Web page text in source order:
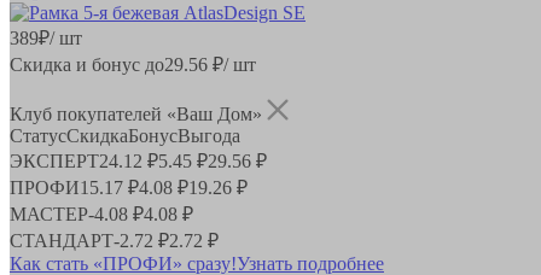
389₽/ шт
Скидка и бонус до29.56 ₽/ шт
Клуб покупателей «Ваш Дом»
СтатусСкидкаБонусВыгода
ЭКСПЕРТ24.12 ₽5.45 ₽29.56 ₽
ПРОФИ15.17 ₽4.08 ₽19.26 ₽
МАСТЕР-4.08 ₽4.08 ₽
СТАНДАРТ-2.72 ₽2.72 ₽
Как стать «ПРОФИ» сразу!Узнать подробнее